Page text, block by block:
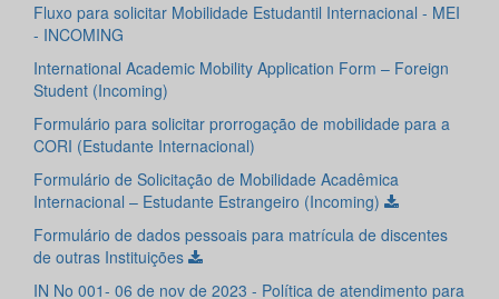
Fluxo para solicitar Mobilidade Estudantil Internacional - MEI
- INCOMING
International Academic Mobility Application Form – Foreign
Student (Incoming)
Formulário para solicitar prorrogação de mobilidade para a
CORI (Estudante Internacional)
Formulário de Solicitação de Mobilidade Acadêmica
Internacional – Estudante Estrangeiro (Incoming)
Formulário de dados pessoais para matrícula de discentes
de outras Instituições
IN No 001- 06 de nov de 2023 - Política de atendimento para